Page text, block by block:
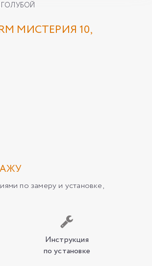
ГОЛУБОЙ
МИСТЕРИЯ 10,
по замеру и установке,
Инструкция
по установке